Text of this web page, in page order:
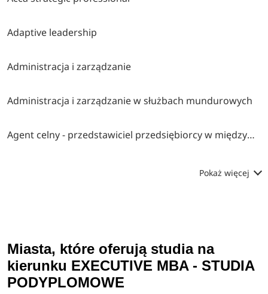
Adaptive leadership
Administracja i zarządzanie
Administracja i zarządzanie w służbach mundurowych
Agent celny - przedstawiciel przedsiębiorcy w międzynarodowym obrocie towarowym
Pokaż więcej
Miasta, które oferują studia na
kierunku EXECUTIVE MBA - STUDIA
PODYPLOMOWE